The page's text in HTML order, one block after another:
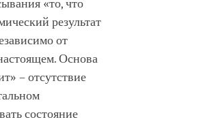
«то, что
результат
от
Основа
– отсутствие
состояние